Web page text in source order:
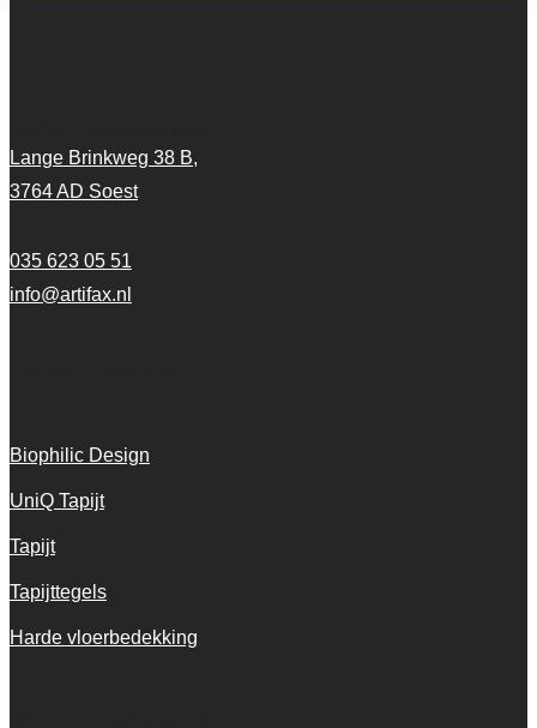
Lange Brinkweg 38 B,
3764 AD Soest
035 623 05 51
info@artifax.nl
Biophilic Design
UniQ Tapijt
Tapijt
Tapijttegels
Harde vloerbedekking